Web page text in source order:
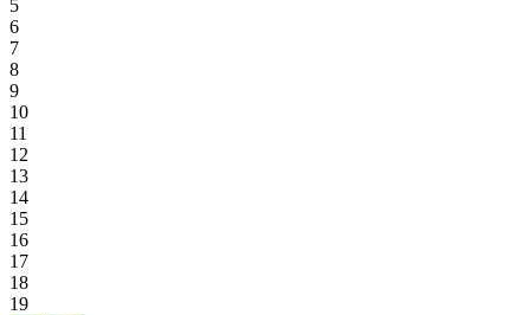
5
6
7
8
9
10
11
12
13
14
15
16
17
18
19